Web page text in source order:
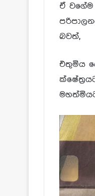
ඒ
බවත්,
එතුමිය